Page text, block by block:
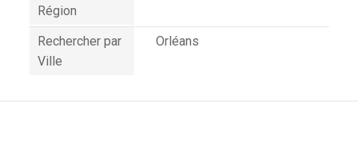
Région
Rechercher par
Ville
Orléans